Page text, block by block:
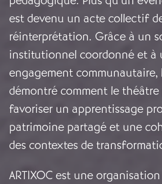
est devenu un acte collectif
réinterprétation. Grâce à un
institutionnel coordonné et à
engagement
démontré comment le
favoriser un apprentissage
patrimoine partagé et une
des contextes de
ARTIXOC est une